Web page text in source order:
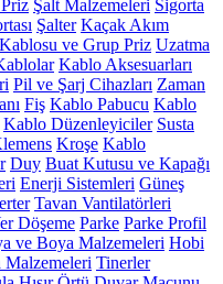
Şalt Malzemeleri Sigorta
Şalter Kaçak Akım
ve Grup Priz Uzatma
Kablo Aksesuarları
Pil ve Şarj Cihazları Zaman
Fiş Kablo Pabucu Kablo
Kablo Düzenleyiciler Susta
Kroşe Kablo
Duy Buat Kutusu ve Kapağı
Enerji Sistemleri Güneş
Tavan Vantilatörleri
Döşeme Parke Parke Profil
ve Boya Malzemeleri Hobi
Malzemeleri Tinerler